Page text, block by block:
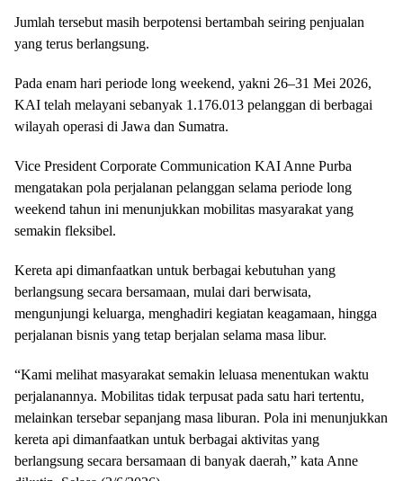
Jumlah tersebut masih berpotensi bertambah seiring penjualan
yang terus berlangsung.
Pada enam hari periode long weekend, yakni 26–31 Mei 2026,
KAI telah melayani sebanyak 1.176.013 pelanggan di berbagai
wilayah operasi di Jawa dan Sumatra.
Vice President Corporate Communication KAI Anne Purba
mengatakan pola perjalanan pelanggan selama periode long
weekend tahun ini menunjukkan mobilitas masyarakat yang
semakin fleksibel.
Kereta api dimanfaatkan untuk berbagai kebutuhan yang
berlangsung secara bersamaan, mulai dari berwisata,
mengunjungi keluarga, menghadiri kegiatan keagamaan, hingga
perjalanan bisnis yang tetap berjalan selama masa libur.
“Kami melihat masyarakat semakin leluasa menentukan waktu
perjalanannya. Mobilitas tidak terpusat pada satu hari tertentu,
melainkan tersebar sepanjang masa liburan. Pola ini menunjukkan
kereta api dimanfaatkan untuk berbagai aktivitas yang
berlangsung secara bersamaan di banyak daerah,” kata Anne